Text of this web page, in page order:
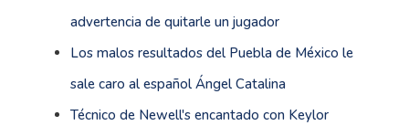
advertencia de quitarle un jugador
Los malos resultados del Puebla de México le
sale caro al español Ángel Catalina
Técnico de Newell's encantado con Keylor